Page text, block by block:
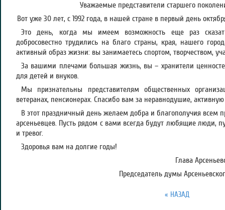
Уважаемые представители старшего
Вот уже 30 лет, с 1992 года, в нашей стране в первый день
Это день, когда мы имеем возможность еще раз
добросовестно трудились на благо страны, края, нашего
активный образ жизни: вы занимаетесь спортом, творчеством,
За вашими плечами большая жизнь, вы – хранители
для детей и внуков.
Мы признательны представителям общественных
ветеранах, пенсионерах. Спасибо вам за неравнодушие, активную
В этот праздничный день желаем добра и благополучия всем
арсеньевцев. Пусть рядом с вами всегда будут любящие люди,
и тревог.
Здоровья вам на долгие годы!
Глава
Председатель думы
« НАЗАД